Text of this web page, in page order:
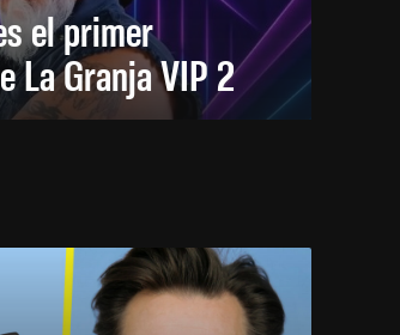
el primer
La Granja VIP 2